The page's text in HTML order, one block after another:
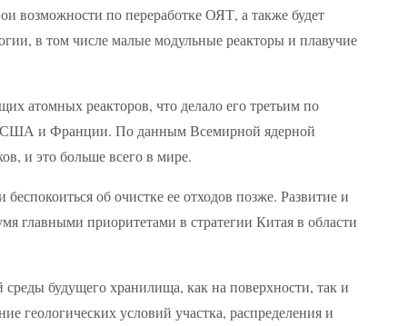
возможности по переработке ОЯТ, а также будет
в том числе малые модульные реакторы и плавучие
атомных реакторов, что делало его третьим по
США и Франции. По данным Всемирной ядерной
и это больше всего в мире.
об очистке ее отходов позже. Развитие и
главными приоритетами в стратегии Китая в области
будущего хранилища, как на поверхности, так и
геологических условий участка, распределения и